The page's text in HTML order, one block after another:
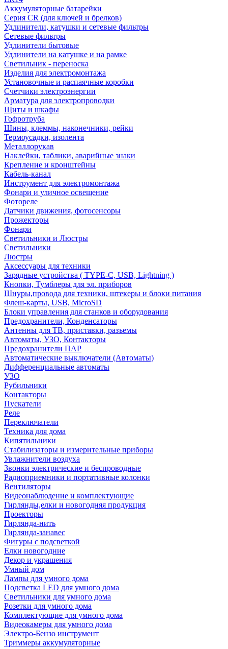
Аккумуляторные батарейки
Серия CR (для ключей и брелков)
Удлинители, катушки и сетевые фильтры
Сетевые фильтры
Удлинители бытовые
Удлинители на катушке и на рамке
Светильник - переноска
Изделия для электромонтажа
Установочные и распаячные коробки
Счетчики электроэнергии
Арматура для электропроводки
Щиты и шкафы
Гофротруба
Шины, клеммы, наконечники, рейки
Термоусадки, изолента
Металлорукав
Наклейки, таблики, аварийные знаки
Крепление и кронштейны
Кабель-канал
Инструмент для электромонтажа
Фонари и уличное освещение
Фотореле
Датчики движения, фотосенсоры
Прожекторы
Фонари
Светильники и Люстры
Светильники
Люстры
Аксессуары для техники
Зарядные устройства ( TYPE-C, USB, Lightning )
Кнопки, Тумблеры для эл. приборов
Шнуры,провода для техники, штекеры и блоки питания
Флеш-карты, USB, MicroSD
Блоки управления для станков и оборудования
Предохранители, Конденсаторы
Антенны для ТВ, приставки, разъемы
Автоматы, УЗО, Контакторы
Предохранители ПАР
Автоматические выключатели (Автоматы)
Дифференциальные автоматы
УЗО
Рубильники
Контакторы
Пускатели
Реле
Переключатели
Техника для дома
Кипятильники
Стабилизаторы и измерительные приборы
Увлажнители воздуха
Звонки электрические и беспроводные
Радиоприемники и портативные колонки
Вентиляторы
Видеонаблюдение и комплектующие
Гирлянды,елки и новогодняя продукция
Проекторы
Гирлянда-нить
Гирлянда-занавес
Фигуры с подсветкой
Елки новогодние
Декор и украшения
Умный дом
Лампы для умного дома
Подсветка LED для умного дома
Светильники для умного дома
Розетки для умного дома
Комплектующие для умного дома
Видеокамеры для умного дома
Электро-Бензо инструмент
Триммеры аккумуляторные